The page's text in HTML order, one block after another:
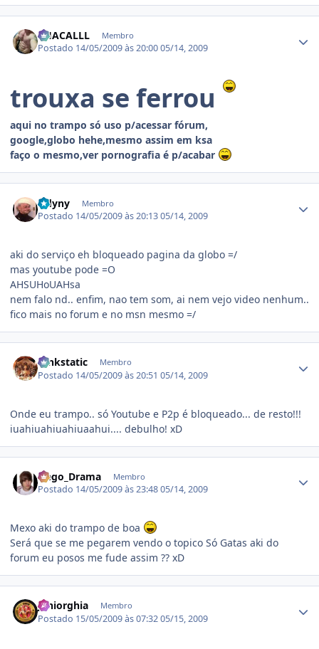
CHACALLL Membro
Postado 14/05/2009 às 20:0005/14, 2009
trouxa se ferrou
aqui no trampo só uso p/acessar fórum,
google,globo hehe,mesmo assim em ksa
faço o mesmo,ver pornografia é p/acabar
Odyny Membro
Postado 14/05/2009 às 20:1305/14, 2009
aki do serviço eh bloqueado pagina da globo =/
mas youtube pode =O
AHSUHoUAHsa
nem falo nd.. enfim, nao tem som, ai nem vejo video nenhum..
fico mais no forum e no msn mesmo =/
funkstatic Membro
Postado 14/05/2009 às 20:5105/14, 2009
Onde eu trampo.. só Youtube e P2p é bloqueado... de resto!!!
iuahiuahiuahiuaahui.... debulho! xD
Nego_Drama Membro
Postado 14/05/2009 às 23:4805/14, 2009
Mexo aki do trampo de boa
Será que se me pegarem vendo o topico Só Gatas aki do
forum eu posos me fude assim ?? xD
juniorghia Membro
Postado 15/05/2009 às 07:3205/15, 2009